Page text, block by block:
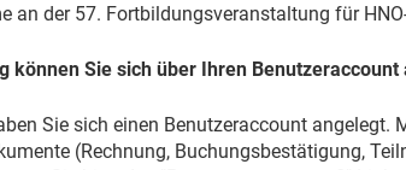
an der 57. Fortbildungsveranstaltung für
können Sie sich über Ihren Benutzeraccount
Sie sich einen Benutzeraccount angelegt.
(Rechnung, Buchungsbestätigung,